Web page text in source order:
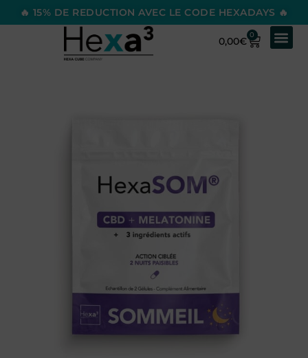
🔥 15% DE REDUCTION AVEC LE CODE HEXADAYS 🔥
0,00€
0